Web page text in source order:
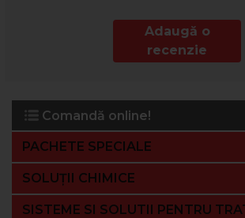
Comandă online!
PACHETE SPECIALE
SOLUȚII CHIMICE
SISTEME SI SOLUTII PENTRU
Adaugă o
recenzie